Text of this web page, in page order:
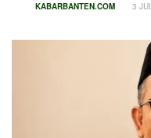
KABARBANTEN.COM 3